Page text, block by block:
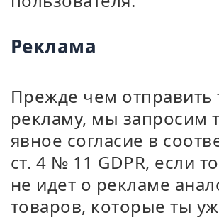
Реклама
Прежде чем отправить
рекламу, мы запросим
явное согласие в
ст. 4 № 11 GDPR, если
не идет о рекламе
товаров, которые ты